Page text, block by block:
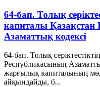
64-бап. Толық
капиталы Қазақстан
Азаматтық кодексi
64-бап. Толық
Республикасының
жарғылық капиталының
айқындайды, б...